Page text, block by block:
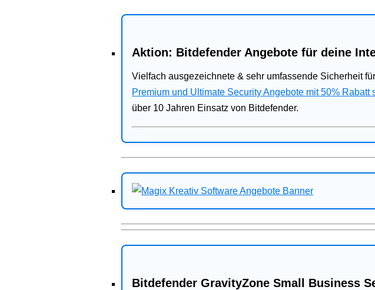
Aktion: Bitdefender Angebote für deine
Vielfach ausgezeichnete & sehr umfassende Sicherheit
Premium und Ultimate Security Angebote mit 50% Rabatt
über 10 Jahren Einsatz von Bitdefender.
Bitdefender GravityZone Small Business